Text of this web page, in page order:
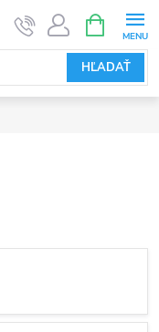
HĽADAŤ
KOŠÍK